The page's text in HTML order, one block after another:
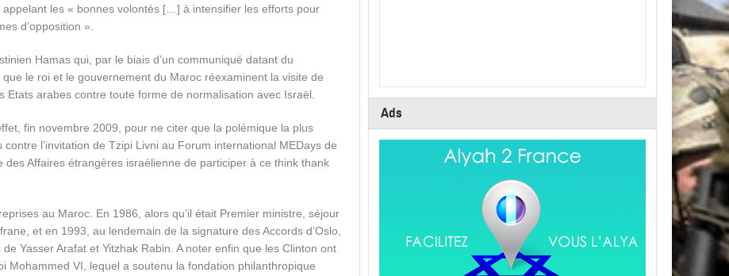
les « bonnes volontés […] à intensifier les efforts pour
d’opposition ».
Hamas qui, par le biais d’un communiqué datant du
le roi et le gouvernement du Maroc réexaminent la visite de
arabes contre toute forme de normalisation avec Israël.
fin novembre 2009, pour ne citer que la polémique la plus
l’invitation de Tzipi Livni au Forum international MEDays de
des Affaires étrangères israélienne de participer à ce think thank
au Maroc. En 1986, alors qu’il était Premier ministre, séjour
et en 1993, au lendemain de la signature des Accords d’Oslo,
Yasser Arafat et Yitzhak Rabin. A noter enfin que les Clinton ont
Mohammed VI, lequel a soutenu la fondation philanthropique
Ads